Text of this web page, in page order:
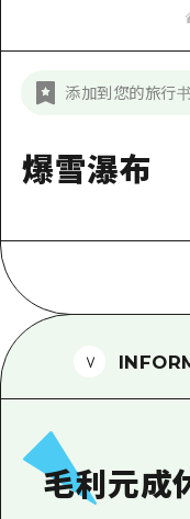
夜
標準
治癒
宮島
短途
1晚
2晚
東山
超值
廣
常見
新聞
添加到您的旅行
爆雪瀑布
毛利元成